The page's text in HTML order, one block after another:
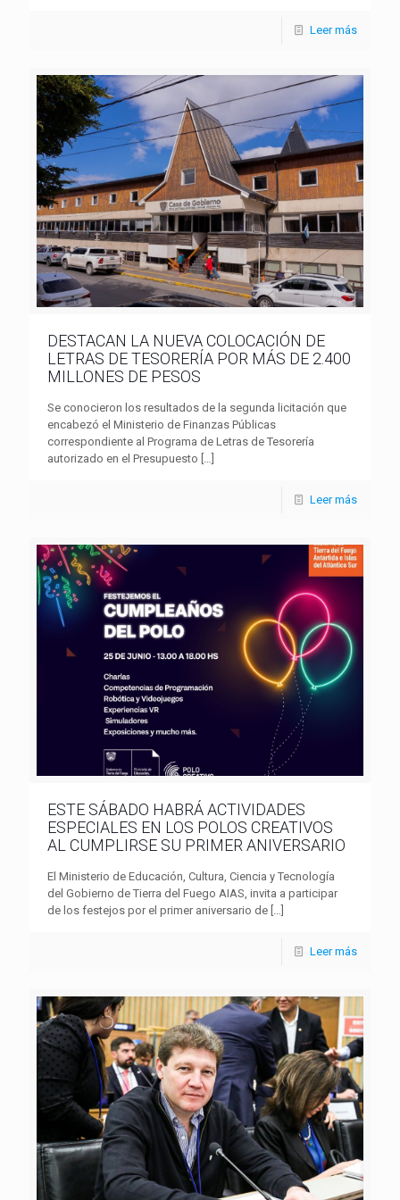
Leer más
DESTACAN LA NUEVA COLOCACIÓN DE
LETRAS DE TESORERÍA POR MÁS DE 2.400
MILLONES DE PESOS
Se conocieron los resultados de la segunda licitación que
encabezó el Ministerio de Finanzas Públicas
correspondiente al Programa de Letras de Tesorería
autorizado en el Presupuesto […]
Leer más
ESTE SÁBADO HABRÁ ACTIVIDADES
ESPECIALES EN LOS POLOS CREATIVOS
AL CUMPLIRSE SU PRIMER ANIVERSARIO
El Ministerio de Educación, Cultura, Ciencia y Tecnología
del Gobierno de Tierra del Fuego AIAS, invita a participar
de los festejos por el primer aniversario de […]
Leer más